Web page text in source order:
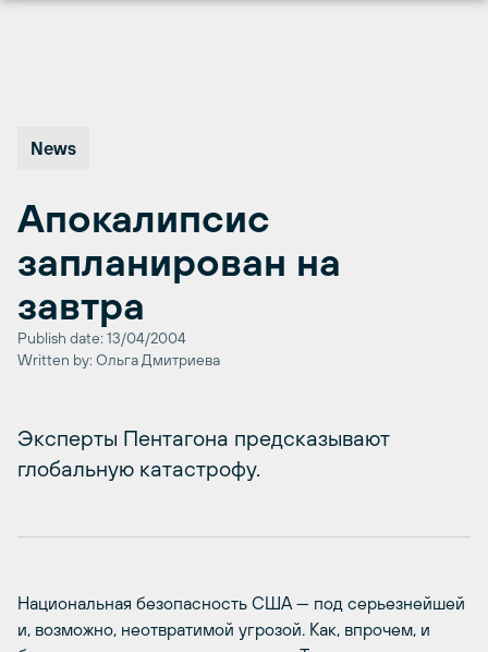
News
Апокалипсис
запланирован на
завтра
Publish date: 13/04/2004
Written by: Ольга Дмитриева
Эксперты Пентагона предсказывают
глобальную катастрофу.
Национальная безопасность США — под серьезнейшей
и, возможно, неотвратимой угрозой. Как, впрочем, и